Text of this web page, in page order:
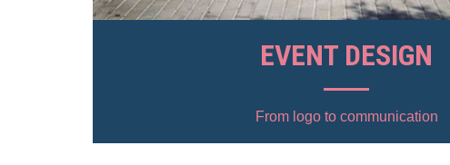
EVENT DESIGN
From logo to communication